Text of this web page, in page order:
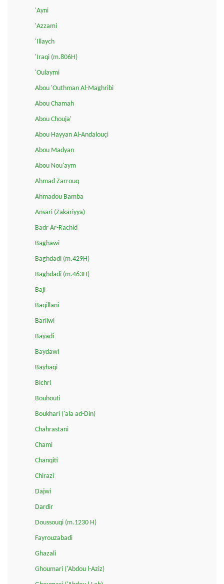
'Ayni
'Azzami
'Illaych
'Iraqi (m.806H)
'Oulaymi
Abou 'Outhman Al-Maghribi
Abou Chamah
Abou Chouja'
Abou Hayyan Al-Andalouçi
Abou Madyan
Abou Nou'aym
Ahmad Zarrouq
Ahmadou Bamba
Ansari (Zakariyya)
Badr Ar-Rachid
Baghawi
Baghdadi (m.429H)
Baghdadi (m.463H)
Baji
Baqillani
Barilwi
Bayadi
Baydawi
Bayhaqi
Bichri
Bouhouti
Boukhari ('ala ad-Din)
Chahrastani
Chami
Chanqiti
Chirazi
Dajwi
Dardir
Doussouqi (m.1230 H)
Fayrouzabadi
Ghazali
Ghoumari ('Abdou l-Aziz)